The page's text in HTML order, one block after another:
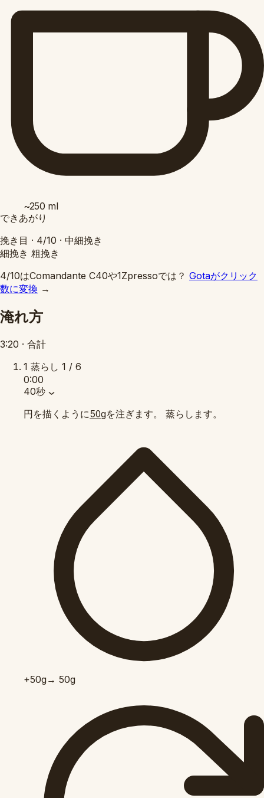
~250 ml
できあがり
挽き目 · 4/10 · 中細挽き
細挽き 粗挽き
4/10はComandante C40や1Zpressoでは？ Gotaがクリック
数に変換 →
淹れ方
3:20 · 合計
1 蒸らし 1 / 6
0:00
40秒
円を描くように50gを注ぎます。 蒸らします。
+50g→ 50g